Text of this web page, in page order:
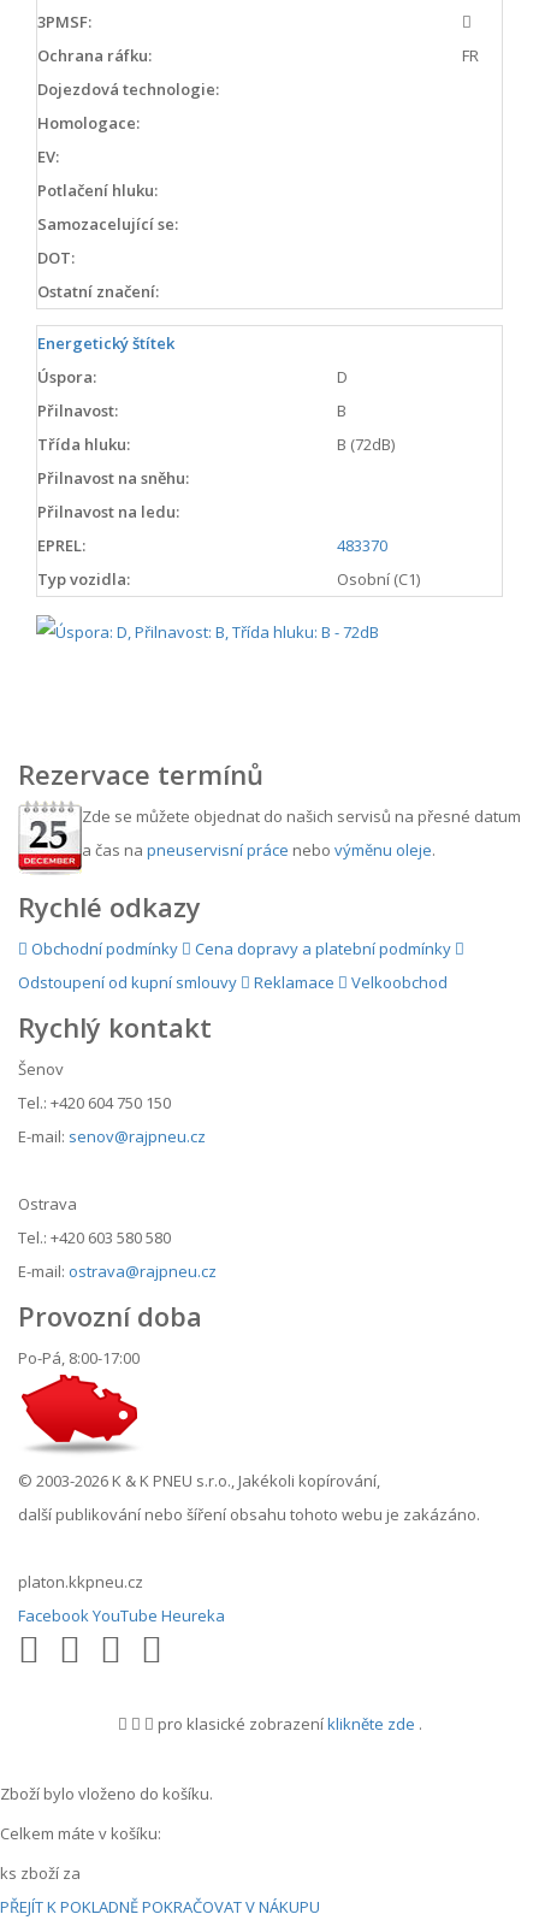
3PMSF:
Ochrana ráfku:
FR
Dojezdová technologie:
Homologace:
EV:
Potlačení hluku:
Samozacelující se:
DOT:
Ostatní značení:
Energetický štítek
Úspora:
D
Přilnavost:
B
Třída hluku:
B (72dB)
Přilnavost na sněhu:
Přilnavost na ledu:
EPREL:
483370
Typ vozidla:
Osobní (C1)
Rezervace termínů
Zde se můžete objednat do našich servisů na přesné datum
a čas na pneuservisní práce nebo výměnu oleje.
Rychlé odkazy
Obchodní podmínky
Cena dopravy a platební podmínky
Odstoupení od kupní smlouvy
Reklamace Velkoobchod
Rychlý kontakt
Šenov
Tel.: +420 604 750 150
E-mail: senov@rajpneu.cz
Ostrava
Tel.: +420 603 580 580
E-mail: ostrava@rajpneu.cz
Provozní doba
Po-Pá, 8:00-17:00
© 2003-2026 K & K PNEU s.r.o., Jakékoli kopírování,
další publikování nebo šíření obsahu tohoto webu je zakázáno.
platon.kkpneu.cz
FacebookYouTube Heureka
pro klasické zobrazeníklikněte zde .
Zboží bylo vloženo do košíku.
Celkem máte v košíku:
ks zboží za
PŘEJÍT K POKLADNĚPOKRAČOVAT V NÁKUPU